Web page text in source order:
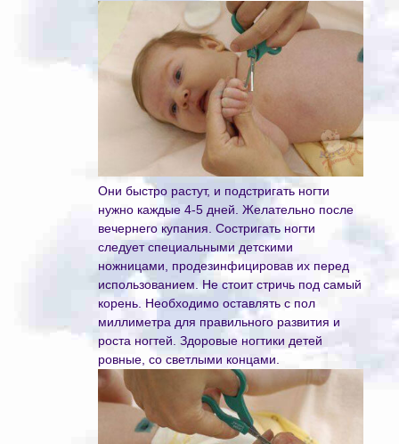
Они быстро растут, и подстригать ногти
нужно каждые 4-5 дней. Желательно после
вечернего купания. Состригать ногти
следует специальными детскими
ножницами, продезинфицировав их перед
использованием. Не стоит стричь под самый
корень. Необходимо оставлять с пол
миллиметра для правильного развития и
роста ногтей. Здоровые ногтики детей
ровные, со светлыми концами.